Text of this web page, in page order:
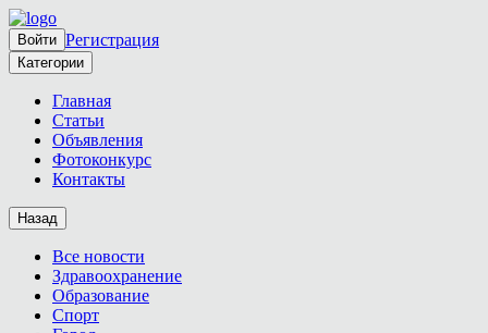
Войти Регистрация
Категории
Главная
Статьи
Объявления
Фотоконкурс
Контакты
Назад
Все новости
Здравоохранение
Образование
Спорт